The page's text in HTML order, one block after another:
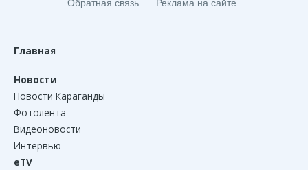
Обратная связь Реклама на сайте
Главная
Новости
Новости Караганды
Фотолента
Видеоновости
Интервью
eTV